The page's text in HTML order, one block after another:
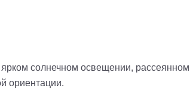
солнечном освещении,
ориентации.